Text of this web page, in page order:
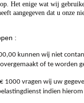
op. Het enige wat wij
aangegeven dat u onze
:
kunnen wij niet
of te worden
1000 vragen wij uw
indien